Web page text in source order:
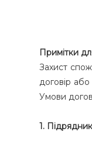
Примітки
Захист
договір
Умови
1.